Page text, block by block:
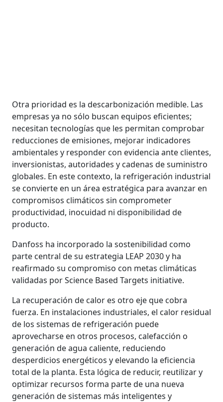
Otra prioridad es la descarbonización medible. Las
empresas ya no sólo buscan equipos eficientes;
necesitan tecnologías que les permitan comprobar
reducciones de emisiones, mejorar indicadores
ambientales y responder con evidencia ante clientes,
inversionistas, autoridades y cadenas de suministro
globales. En este contexto, la refrigeración industrial
se convierte en un área estratégica para avanzar en
compromisos climáticos sin comprometer
productividad, inocuidad ni disponibilidad de
producto.
Danfoss ha incorporado la sostenibilidad como
parte central de su estrategia LEAP 2030 y ha
reafirmado su compromiso con metas climáticas
validadas por Science Based Targets initiative.
La recuperación de calor es otro eje que cobra
fuerza. En instalaciones industriales, el calor residual
de los sistemas de refrigeración puede
aprovecharse en otros procesos, calefacción o
generación de agua caliente, reduciendo
desperdicios energéticos y elevando la eficiencia
total de la planta. Esta lógica de reducir, reutilizar y
optimizar recursos forma parte de una nueva
generación de sistemas más inteligentes y